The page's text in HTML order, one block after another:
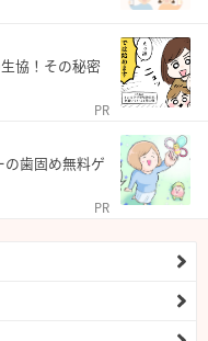
協！その秘密
PR
の歯固め無料ゲ
PR